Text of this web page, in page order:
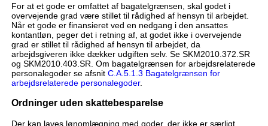
For at et gode er omfattet af bagatelgrænsen, skal godet i
overvejende grad være stillet til rådighed af hensyn til arbejdet.
Når et gode er finansieret ved en nedgang i den ansattes
kontantløn, peger det i retning af, at godet ikke i overvejende
grad er stillet til rådighed af hensyn til arbejdet, da
arbejdsgiveren ikke dækker udgiften selv. Se SKM2010.372.SR
og SKM2010.403.SR. Om bagatelgrænsen for arbejdsrelaterede
personalegoder se afsnit C.A.5.1.3 Bagatelgrænsen for
arbejdsrelaterede personalegoder.
Ordninger uden skattebesparelse
Der kan laves lønomlægning med goder, der ikke er særligt